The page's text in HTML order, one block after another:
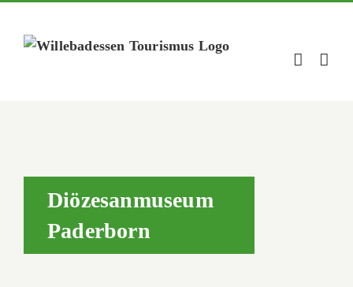
Inhalt
springen
Diözesanmuseum
Paderborn